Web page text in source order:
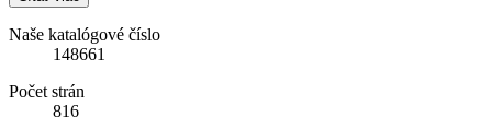
Naše katalógové číslo
148661
Počet strán
816